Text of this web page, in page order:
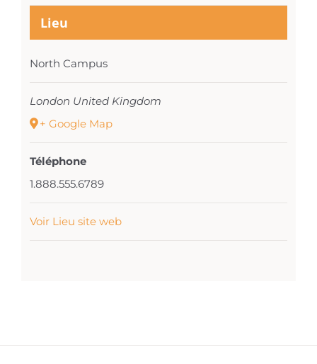
Lieu
North Campus
London United Kingdom
+ Google Map
Téléphone
1.888.555.6789
Voir Lieu site web